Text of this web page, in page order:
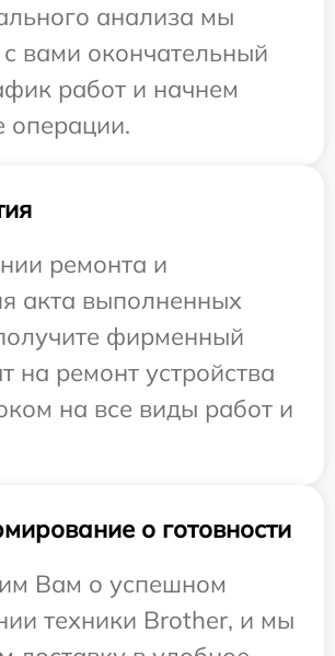
анализа мы
вами окончательный
работ и начнем
операции.
ремонта и
акта выполненных
фирменный
на ремонт устройства
на все виды работ и
о готовности
Вам о успешном
техники Brother, и мы